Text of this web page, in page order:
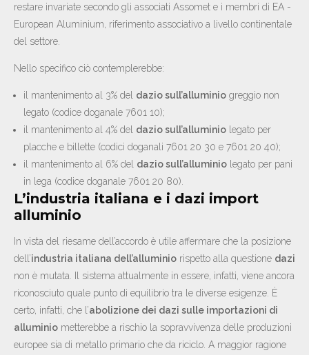
restare invariate secondo gli associati Assomet e i membri di EA -
European Aluminium, riferimento associativo a livello continentale
del settore.
Nello specifico ciò contemplerebbe:
il mantenimento al 3% del dazio sull’alluminio greggio non
legato (codice doganale 7601 10);
il mantenimento al 4% del dazio sull’alluminio legato per
placche e billette (codici doganali 7601 20 30 e 7601 20 40);
il mantenimento al 6% del dazio sull’alluminio legato per pani
in lega (codice doganale 7601 20 80).
L’industria italiana e i dazi import
alluminio
In vista del riesame dell’accordo è utile affermare che la posizione
dell’industria italiana dell’alluminio rispetto alla questione dazi
non è mutata. Il sistema attualmente in essere, infatti, viene ancora
riconosciuto quale punto di equilibrio tra le diverse esigenze. È
certo, infatti, che l’abolizione dei dazi sulle importazioni di
alluminio metterebbe a rischio la sopravvivenza delle produzioni
europee sia di metallo primario che da riciclo. A maggior ragione